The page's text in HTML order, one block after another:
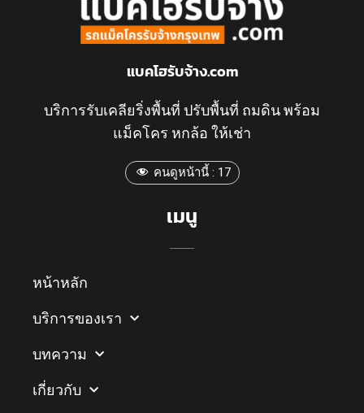
แบคโฮรับจ้าง.com
บริการรับเคลียริ่งพื้นที่ ปรับพื้นที่ ถมดิน พร้อม
แม็คโคร หกล้อ ให้เช่า
คนดูหน้านี้ : 17
เมนู
หน้าหลัก
บริการของเรา
บทความ
เกี่ยวกับ